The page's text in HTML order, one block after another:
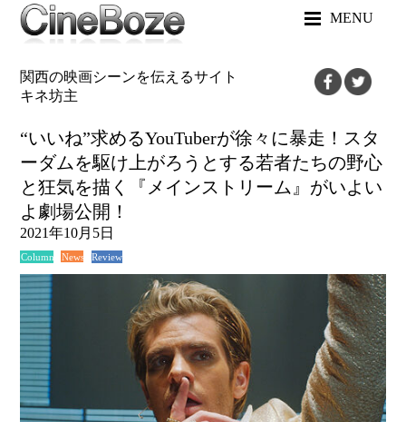
MENU
関西の映画シーンを伝えるサイト
キネ坊主
“いいね”求めるYouTuberが徐々に暴走！スタ
ーダムを駆け上がろうとする若者たちの野心
と狂気を描く『メインストリーム』がいよい
よ劇場公開！
2021年10月5日
Column News Review